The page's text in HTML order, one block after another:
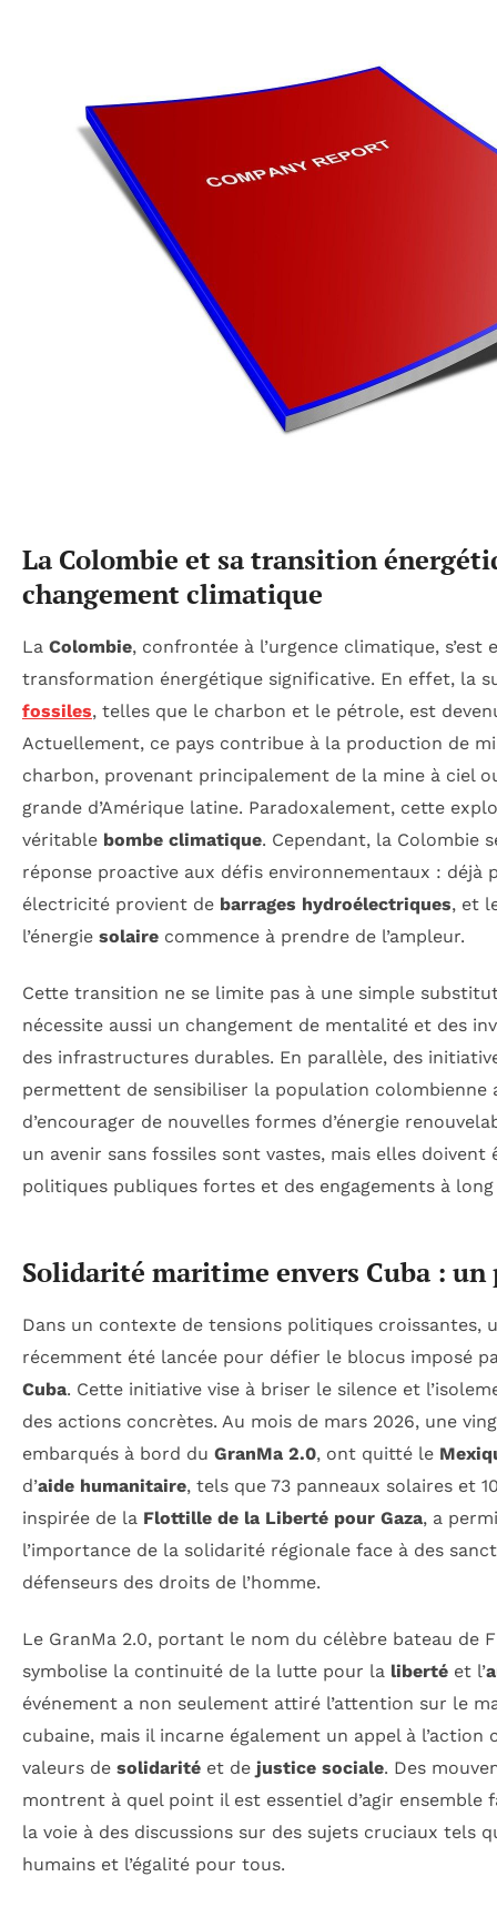
La Colombie et sa transition
changement climatique
La Colombie, confrontée à l’urgence climatique, s’est
transformation énergétique significative. En effet, la
fossiles, telles que le charbon et le pétrole, est
Actuellement, ce pays contribue à la production de
charbon, provenant principalement de la mine à ciel
grande d’Amérique latine. Paradoxalement, cette
véritable bombe climatique. Cependant, la Colombie
réponse proactive aux défis environnementaux : déjà
électricité provient de barrages hydroélectriques, et
l’énergie solaire commence à prendre de l’ampleur.
Cette transition ne se limite pas à une simple
nécessite aussi un changement de mentalité et des
des infrastructures durables. En parallèle, des
permettent de sensibiliser la population colombienne
d’encourager de nouvelles formes d’énergie
un avenir sans fossiles sont vastes, mais elles doivent
politiques publiques fortes et des engagements à
Solidarité maritime envers Cuba : un
Dans un contexte de tensions politiques croissantes,
récemment été lancée pour défier le blocus imposé
Cuba. Cette initiative vise à briser le silence et
des actions concrètes. Au mois de mars 2026, une
embarqués à bord du GranMa 2.0, ont quitté le
d’aide humanitaire, tels que 73 panneaux solaires et
inspirée de la Flottille de la Liberté pour Gaza, a
l’importance de la solidarité régionale face à des
défenseurs des droits de l’homme.
Le GranMa 2.0, portant le nom du célèbre bateau de
symbolise la continuité de la lutte pour la liberté et l’
événement a non seulement attiré l’attention sur le
cubaine, mais il incarne également un appel à
valeurs de solidarité et de justice sociale. Des
montrent à quel point il est essentiel d’agir ensemble
la voie à des discussions sur des sujets cruciaux tels
humains et l’égalité pour tous.